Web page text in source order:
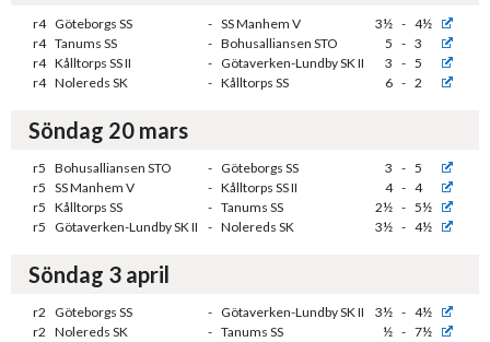
r4 Göteborgs SS - SS Manhem V 3½ - 4½
r4 Tanums SS - Bohusalliansen STO 5 - 3
r4 Kålltorps SS II - Götaverken-Lundby SK II 3 - 5
r4 Nolereds SK - Kålltorps SS 6 - 2
Söndag 20 mars
r5 Bohusalliansen STO - Göteborgs SS 3 - 5
r5 SS Manhem V - Kålltorps SS II 4 - 4
r5 Kålltorps SS - Tanums SS 2½ - 5½
r5
Götaverken-Lundby SK II - Nolereds SK 3½ - 4½
Söndag 3 april
r2 Göteborgs SS - Götaverken-Lundby SK II 3½ - 4½
r2 Nolereds SK - Tanums SS ½ - 7½